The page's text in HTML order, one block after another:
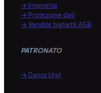
→ Impronta
→ Protezione dati
→ Vendite biglietti AGB
PATRONATO
→ Dance Unit